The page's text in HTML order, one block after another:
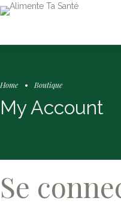
Home Boutique
My Account
Se